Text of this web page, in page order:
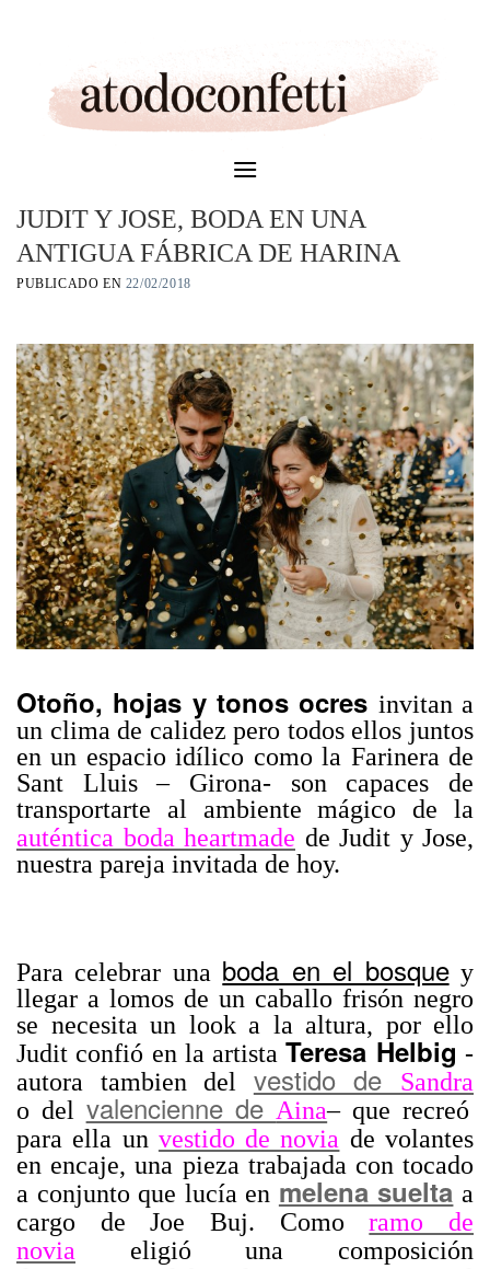
JUDIT Y JOSE, BODA EN UNA
ANTIGUA FÁBRICA DE HARINA
PUBLICADO EN 22/02/2018
Otoño, hojas y tonos ocres invitan a
un clima de calidez pero todos ellos juntos
en un espacio idílico como la Farinera de
Sant Lluis – Girona- son capaces de
transportarte al ambiente mágico de la
auténtica boda heartmade de Judit y Jose,
nuestra pareja invitada de hoy.
Para celebrar una boda en el bosquey
llegar a lomos de un caballo frisón negro
se necesita un look a la altura, por ello
Judit confió en la artistaTeresa Helbig -
autora tambien del vestido de
Sandra
o del valencienne deAina– que recreó
para ella un vestido de novia de volantes
en encaje, una pieza trabajada con tocado
a conjunto que lucía en melena suelta a
cargo de Joe Buj. Comoramo de
novia eligió una composición